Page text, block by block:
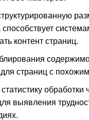
способствует
контент страниц.
страниц с
обработки
выявления